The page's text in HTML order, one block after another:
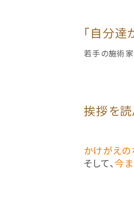
「自分達
若手の施術家
挨拶を読
かけがえ
そして、今